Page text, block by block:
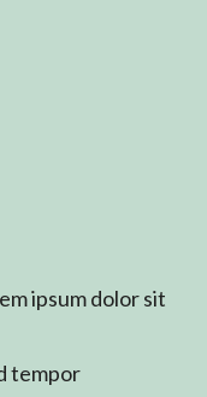
ipsum dolor sit
tempor